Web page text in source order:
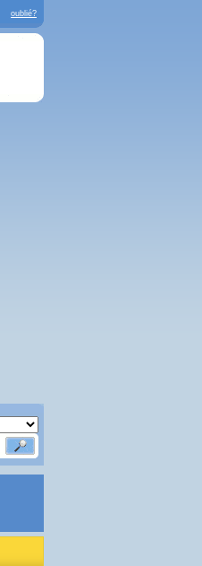
oublié?